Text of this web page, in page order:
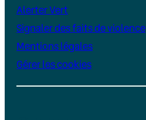
Alerter Vert
Signaler des faits de violence
Mentions légales
Gérer les cookies